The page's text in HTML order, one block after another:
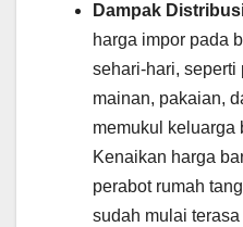
Dampak
harga impor pada
sehari-hari, seperti
mainan, pakaian,
memukul keluarga
Kenaikan harga
perabot rumah
sudah mulai